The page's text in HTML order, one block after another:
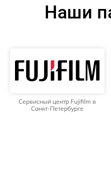
Наши
Сервисный центр Fujifilm в
Санкт-Петербурге